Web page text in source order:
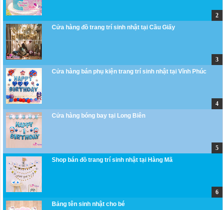
Cửa hàng đồ trang trí sinh nhật tại Cầu Giấy
Cửa hàng bán phụ kiện trang trí sinh nhật tại Vĩnh Phúc
Cửa hàng bóng bay tại Long Biên
Shop bán đồ trang trí sinh nhật tại Hàng Mã
Bảng tên sinh nhật cho bé